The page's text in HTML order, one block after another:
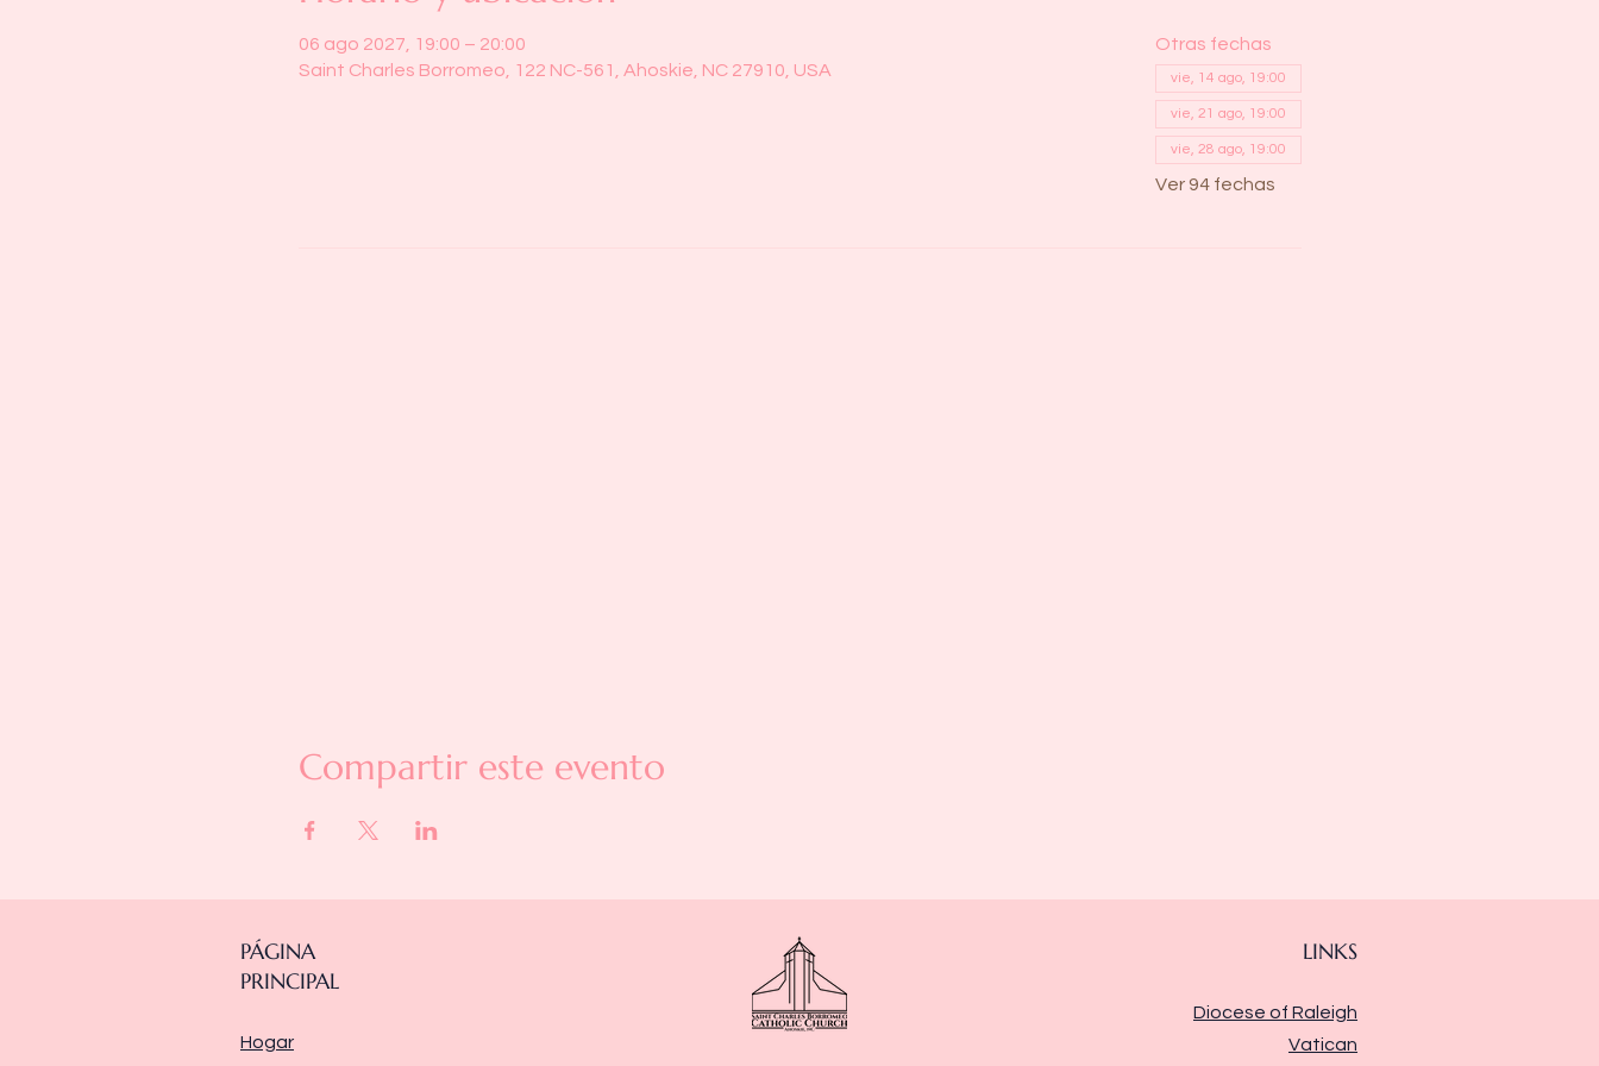
06 ago 2027, 19:00 – 20:00
Saint Charles Borromeo, 122 NC-561, Ahoskie, NC 27910, USA
Otras fechas
vie, 14 ago, 19:00
vie, 21 ago, 19:00
vie, 28 ago, 19:00
Ver 94 fechas
Compartir este evento
PÁGINA
PRINCIPAL
Hogar
LINKS
Diocese of Raleigh
Vatican